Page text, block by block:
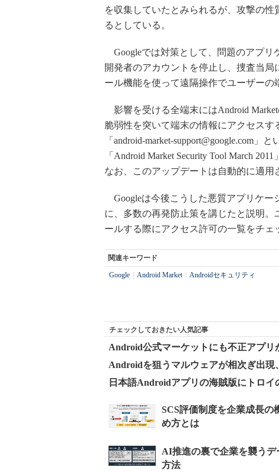
を収集していたとみられるが、攻撃の
るとしている。
Googleでは対策として、問題のアプリ
開発者のアカウントを停止し、捜査当
ール機能を使って遠隔操作でユーザーの
影響を受ける全端末にはAndroid
脆弱性を突いて端末の情報にアクセス
「android-market-support@google.com」
「Android Market Security Tool March
なお、このアップデートは自動的に適用
Googleは今後こうした悪質アプリケー
に、多数の再発防止策を講じたと説明
ールする際にアクセス許可の一覧をチェ
関連キーワード
Google Android Market Androidセキュリティ
チェックしておきたい人気記事
Android公式マーケットにも不正アプリ
Androidを狙うマルウェアが相次ぎ出
日本語Androidアプリの海賊版にトロイ